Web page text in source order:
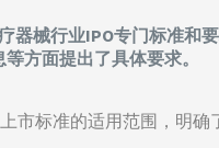
器械行业IPO专门标准和
方面提出了具体要求。
市标准的适用范围，明